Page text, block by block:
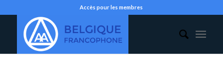
Accès pour les membres